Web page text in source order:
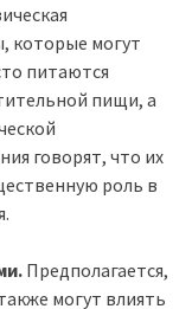
которые могут
питаются
пищи, а
говорят, что их
роль в
Предполагается,
могут влиять